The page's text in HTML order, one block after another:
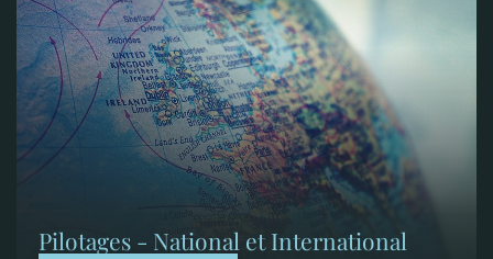
Pilotages - National et International